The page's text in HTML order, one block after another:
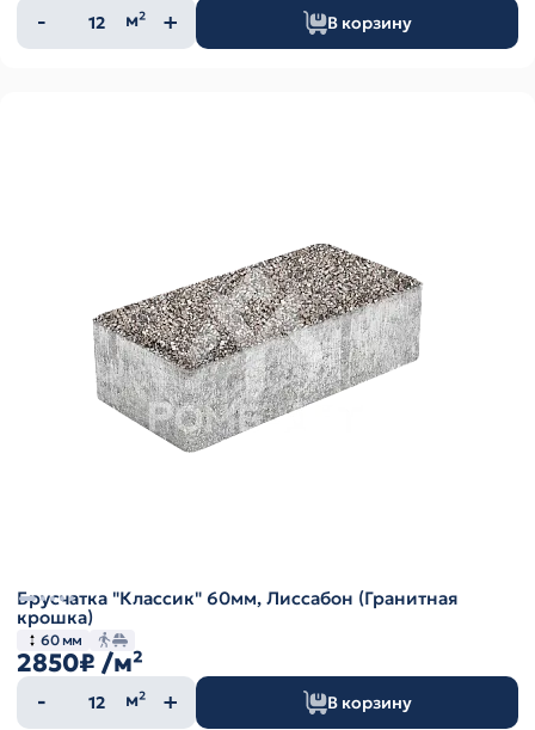
Количество
товара
м² В корзину
Брусчатка "Классик" 60мм, Лиссабон (Гранитная
крошка)
60 мм
2850₽ /м²
Количество
товара
м² В корзину